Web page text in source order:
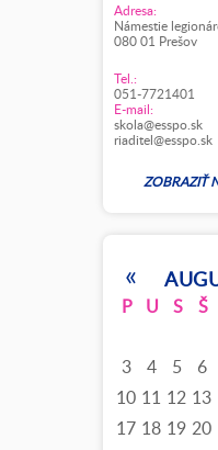
Adresa:
Námestie
080 01 Prešov
Tel.:
051-7721401
E-mail:
skola@esspo.sk
riaditel@esspo.sk
ZOBRAZIŤ
«
P U S Š
3
4 5 6
10 11 12 13
17 18 19 20